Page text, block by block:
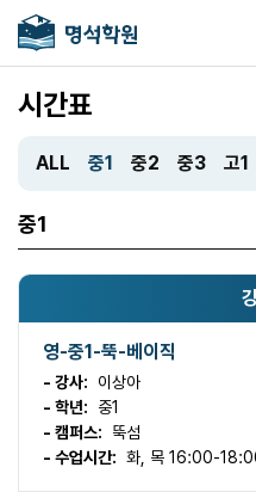
시간표
ALL 중1 중2 중3 고1
중1
영-중1-뚝-베이직
- 강사:
이상아
- 학년:
중1
- 캠퍼스:
뚝섬
- 수업시간: 화, 목 16:00-